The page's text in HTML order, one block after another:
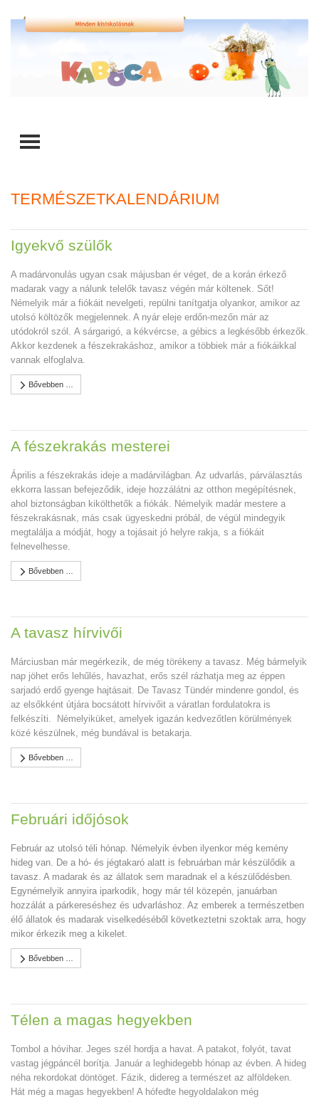
TOGGLE MENU
TERMÉSZETKALENDÁRIUM
Igyekvő szülők
A madárvonulás ugyan csak májusban ér véget, de a korán érkező
madarak vagy a nálunk telelők tavasz végén már költenek. Sőt!
Némelyik már a fiókáit nevelgeti, repülni tanítgatja olyankor, amikor az
utolsó költözők megjelennek. A nyár eleje erdőn-mezőn már az
utódokról szól. A sárgarigó, a kékvércse, a gébics a legkésőbb érkezők.
Akkor kezdenek a fészekrakáshoz, amikor a többiek már a fiókáikkal
vannak elfoglalva.
Bővebben …
A fészekrakás mesterei
Április a fészekrakás ideje a madárvilágban. Az udvarlás, párválasztás
ekkorra lassan befejeződik, ideje hozzálátni az otthon megépítésnek,
ahol biztonságban kikölthetők a fiókák. Némelyik madár mestere a
fészekrakásnak, más csak ügyeskedni próbál, de végül mindegyik
megtalálja a módját, hogy a tojásait jó helyre rakja, s a fiókáit
felnevelhesse.
Bővebben …
A tavasz hírvivői
Márciusban már megérkezik, de még törékeny a tavasz. Még bármelyik
nap jöhet erős lehűlés, havazhat, erős szél rázhatja meg az éppen
sarjadó erdő gyenge hajtásait. De Tavasz Tündér mindenre gondol, és
az elsőkként útjára bocsátott hírvivőit a váratlan fordulatokra is
felkészíti. Némelyiküket, amelyek igazán kedvezőtlen körülmények
közé készülnek, még bundával is betakarja.
Bővebben …
Februári időjósok
Február az utolsó téli hónap. Némelyik évben ilyenkor még kemény
hideg van. De a hó- és jégtakaró alatt is februárban már készülődik a
tavasz. A madarak és az állatok sem maradnak el a készülődésben.
Egynémelyik annyira iparkodik, hogy már tél közepén, januárban
hozzálát a párkereséshez és udvarláshoz. Az emberek a természetben
élő állatok és madarak viselkedéséből következtetni szoktak arra, hogy
mikor érkezik meg a kikelet.
Bővebben …
Télen a magas hegyekben
Tombol a hóvihar. Jeges szél hordja a havat. A patakot, folyót, tavat
vastag jégpáncél borítja. Január a leghidegebb hónap az évben. A hideg
néha rekordokat döntöget. Fázik, didereg a természet az alföldeken.
Hát még a magas hegyekben! A hófedte hegyoldalakon még